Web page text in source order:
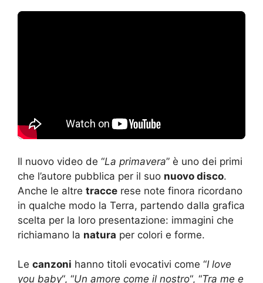
Il nuovo video de “La primavera” è uno dei primi
che l’autore pubblica per il suo nuovo disco.
Anche le altre tracce rese note finora ricordano
in qualche modo la Terra, partendo dalla grafica
scelta per la loro presentazione: immagini che
richiamano la natura per colori e forme.
Le canzoni hanno titoli evocativi come “I love
you baby“, “Un amore come il nostro“, “Tra me e